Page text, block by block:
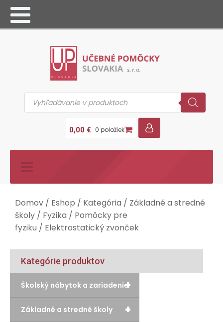
Products
search
0,00 € 0 položiek
Domov / Eshop / Kategória / Základné a stredné
školy / Fyzika / Pomôcky pre
fyziku / Elektrostatický zvonček
Kategórie produktov
+
Školský nábytok a zariadenie
+
Základné a stredné školy